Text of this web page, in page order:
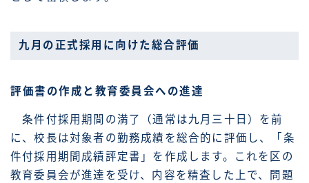
九月の正式採用に向けた総合評価
評価書の作成と教育委員会への進達
条件付採用期間の満了（通常は九月三十日）を前
に、校長は対象者の勤務成績を総合的に評価し、「条
件付採用期間成績評定書」を作成します。これを区の
教育委員会が進達を受け、内容を精査した上で、問題